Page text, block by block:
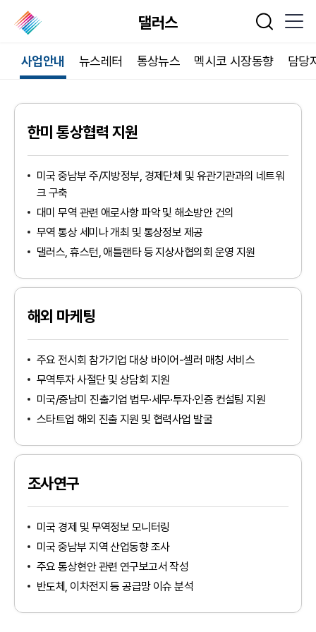
댈러스 통합검색
사업안내 뉴스레터 통상뉴스 멕시코 시장동향 담당
한미 통상협력 지원
미국 중남부 주/지방정부, 경제단체 및 유관기관과의 네트워
크 구축
대미 무역 관련 애로사항 파악 및 해소방안 건의
무역 통상 세미나 개최 및 통상정보 제공
댈러스, 휴스턴, 애틀랜타 등 지상사협의회 운영 지원
해외 마케팅
주요 전시회 참가기업 대상 바이어-셀러 매칭 서비스
무역투자 사절단 및 상담회 지원
미국/중남미 진출기업 법무·세무·투자·인증 컨설팅 지원
스타트업 해외 진출 지원 및 협력사업 발굴
조사연구
미국 경제 및 무역정보 모니터링
미국 중남부 지역 산업동향 조사
주요 통상현안 관련 연구보고서 작성
반도체, 이차전지 등 공급망 이슈 분석
인천지역본부
경기북부지역본부
경기남부지역본부
강원지역본부
대전·세종·충남지역본부
tradeKorea
TradePro
WTC Seoul
CALT
산업통상부
산업융합샌드박스